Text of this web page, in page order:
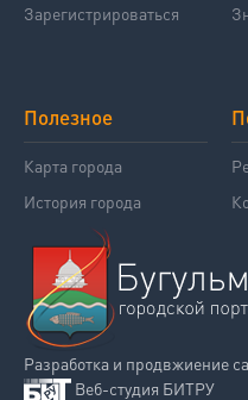
Зарегистрироваться
Полезное
Карта города
История города
Разработка и продвжиение
Веб-студия БИТРУ